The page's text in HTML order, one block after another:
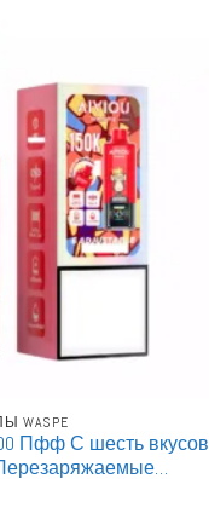
Пфф С шесть вкусов
Оптом